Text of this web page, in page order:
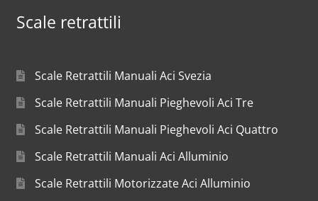
Scale retrattili
Scale Retrattili Manuali Aci Svezia
Scale Retrattili Manuali Pieghevoli Aci Tre
Scale Retrattili Manuali Pieghevoli Aci Quattro
Scale Retrattili Manuali Aci Alluminio
Scale Retrattili Motorizzate Aci Alluminio